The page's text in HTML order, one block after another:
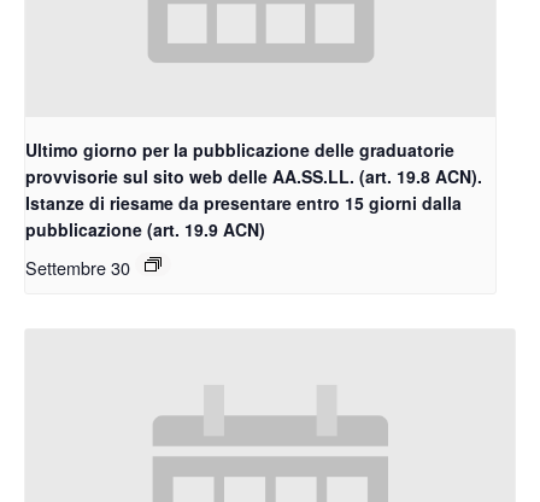
Ultimo giorno per la pubblicazione delle graduatorie
provvisorie sul sito web delle AA.SS.LL. (art. 19.8 ACN).
Istanze di riesame da presentare entro 15 giorni dalla
pubblicazione (art. 19.9 ACN)
Settembre 30